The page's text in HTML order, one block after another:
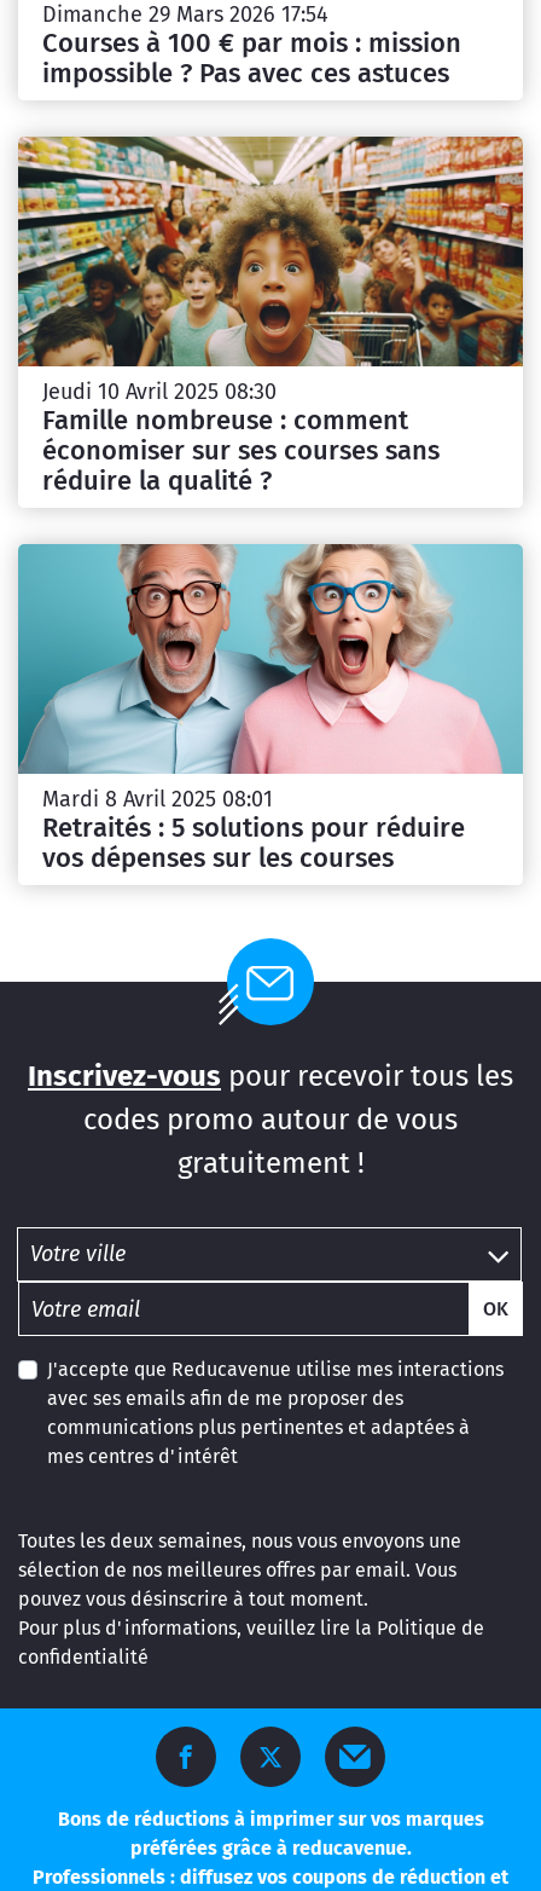
Dimanche 29 Mars 2026 17:54
Courses à 100 € par mois : mission
impossible ? Pas avec ces astuces
Jeudi 10 Avril 2025 08:30
Famille nombreuse : comment
économiser sur ses courses sans
réduire la qualité ?
Mardi 8 Avril 2025 08:01
Retraités : 5 solutions pour réduire
vos dépenses sur les courses
Inscrivez-vous pour recevoir tous les
codes promo autour de vous
gratuitement !
OK
J'accepte que Reducavenue utilise mes interactions
avec ses emails afin de me proposer des
communications plus pertinentes et adaptées à
mes centres d'intérêt
Toutes les deux semaines, nous vous envoyons une
sélection de nos meilleures offres par email. Vous
pouvez vous désinscrire à tout moment.
Pour plus d'informations, veuillez lire la Politique de
confidentialité
Bons de réductions à imprimer sur vos marques
préférées grâce à reducavenue.
Professionnels : diffusez vos coupons de réduction et